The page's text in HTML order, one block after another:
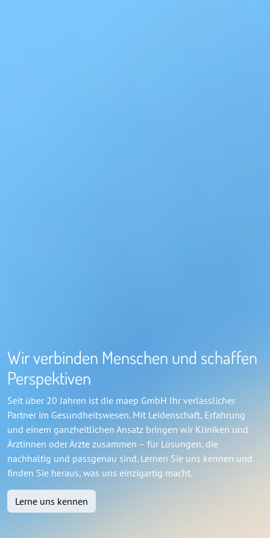
Wir verbinden Menschen und schaffen
Perspektiven
Seit über 20 Jahren ist die maep GmbH Ihr verlässlicher
Partner im Gesundheitswesen. Mit Leidenschaft, Erfahrung
und einem ganzheitlichen Ansatz bringen wir Kliniken und
Ärztinnen oder Ärzte zusammen – für Lösungen, die
nachhaltig und passgenau sind. Lernen Sie uns kennen und
finden Sie heraus, was uns einzigartig macht.
Lerne uns kennen